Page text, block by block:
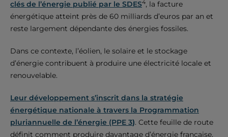
clés de l’énergie publié par le SDES4, la facture
énergétique atteint près de 60 milliards d’euros par an et
reste largement dépendante des énergies fossiles.
Dans ce contexte, l’éolien, le solaire et le stockage
d’énergie contribuent à produire une électricité locale et
renouvelable.
Leur développement s’inscrit dans la stratégie
énergétique nationale à travers la Programmation
pluriannuelle de l’énergie (PPE 3). Cette feuille de route
définit comment produire davantage d’énergie française,